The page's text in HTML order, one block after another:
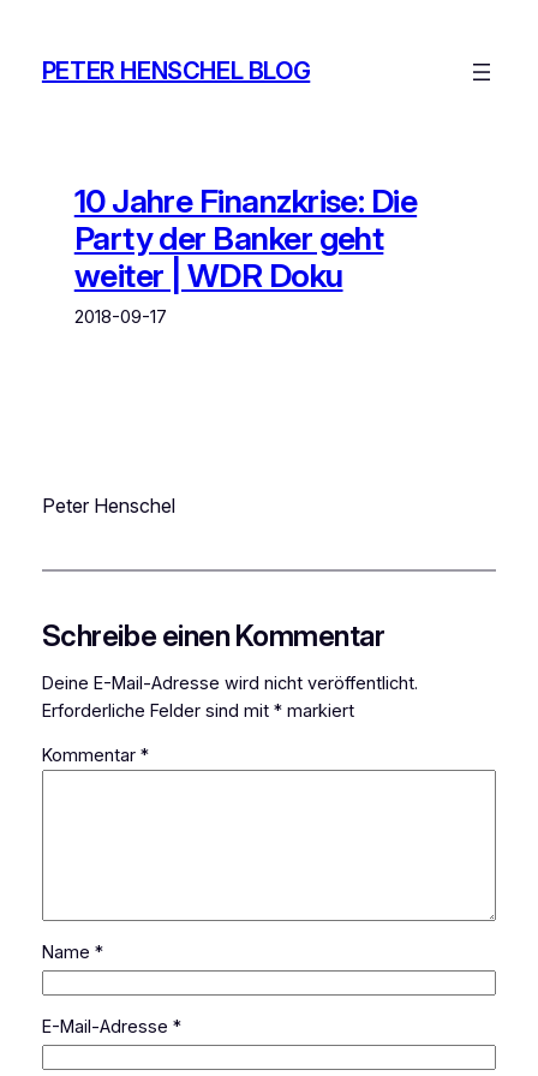
springen
PETER HENSCHEL BLOG
10 Jahre Finanzkrise: Die
Party der Banker geht
weiter | WDR Doku
2018-09-17
Peter Henschel
Schreibe einen Kommentar
Deine E-Mail-Adresse wird nicht veröffentlicht.
Erforderliche Felder sind mit *markiert
Kommentar *
Name *
E-Mail-Adresse *